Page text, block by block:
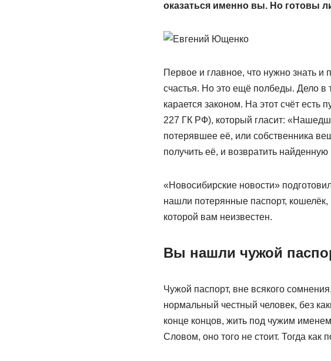
оказаться именно вы. Но готовы
Первое и главное, что нужно знать
счастья. Но это ещё полбеды. Дело в
карается законом. На этот счёт есть
227 ГК РФ), который гласит:
потерявшее её, или собственника
получить её, и возвратить
«Новосибирские новости»
нашли потерянные паспорт,
которой вам неизвестен.
Вы нашли чужой
Чужой паспорт, вне всякого
нормальный честный человек, без
конце концов, жить под чужим
Словом, оно того не стоит. Тогда как